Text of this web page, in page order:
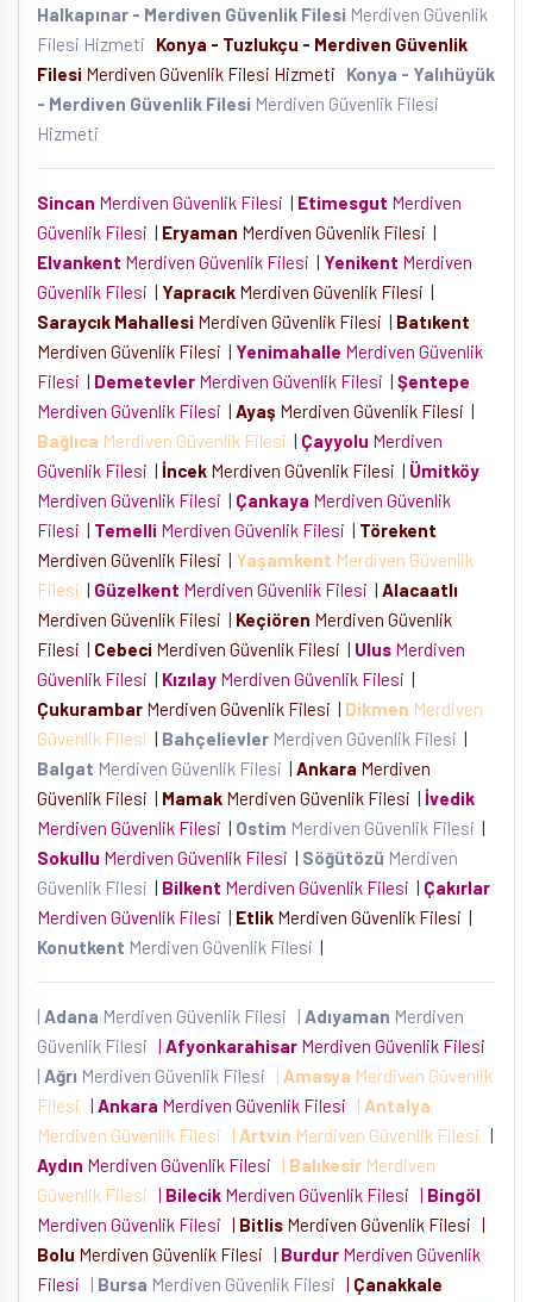
Halkapınar - Merdiven Güvenlik Filesi Merdiven Güvenlik
Filesi Hizmeti
Konya - Tuzlukçu - Merdiven Güvenlik
Filesi Merdiven Güvenlik Filesi Hizmeti
Konya - Yalıhüyük
- Merdiven Güvenlik Filesi Merdiven Güvenlik Filesi
Hizmeti
Sincan Merdiven Güvenlik Filesi | Etimesgut Merdiven
Güvenlik Filesi | Eryaman Merdiven Güvenlik Filesi |
Elvankent Merdiven Güvenlik Filesi | Yenikent Merdiven
Güvenlik Filesi | Yapracık Merdiven Güvenlik Filesi |
Saraycık Mahallesi Merdiven Güvenlik Filesi | Batıkent
Merdiven Güvenlik Filesi | Yenimahalle Merdiven Güvenlik
Filesi | Demetevler Merdiven Güvenlik Filesi | Şentepe
Merdiven Güvenlik Filesi | Ayaş Merdiven Güvenlik Filesi |
Bağlıca Merdiven Güvenlik Filesi | Çayyolu Merdiven
Güvenlik Filesi | İncek Merdiven Güvenlik Filesi | Ümitköy
Merdiven Güvenlik Filesi | Çankaya Merdiven Güvenlik
Filesi | Temelli Merdiven Güvenlik Filesi | Törekent
Merdiven Güvenlik Filesi | Yaşamkent Merdiven Güvenlik
Filesi | Güzelkent Merdiven Güvenlik Filesi | Alacaatlı
Merdiven Güvenlik Filesi | Keçiören Merdiven Güvenlik
Filesi | Cebeci Merdiven Güvenlik Filesi | Ulus Merdiven
Güvenlik Filesi | Kızılay Merdiven Güvenlik Filesi |
Çukurambar Merdiven Güvenlik Filesi | Dikmen Merdiven
Güvenlik Filesi | Bahçelievler Merdiven Güvenlik Filesi |
Balgat Merdiven Güvenlik Filesi | Ankara Merdiven
Güvenlik Filesi | Mamak Merdiven Güvenlik Filesi | İvedik
Merdiven Güvenlik Filesi | Ostim Merdiven Güvenlik Filesi |
Sokullu Merdiven Güvenlik Filesi | Söğütözü Merdiven
Güvenlik Filesi | Bilkent Merdiven Güvenlik Filesi | Çakırlar
Merdiven Güvenlik Filesi | Etlik Merdiven Güvenlik Filesi |
Konutkent Merdiven Güvenlik Filesi |
| Adana Merdiven Güvenlik Filesi | Adıyaman Merdiven
Güvenlik Filesi | Afyonkarahisar Merdiven Güvenlik Filesi
| Ağrı Merdiven Güvenlik Filesi | Amasya Merdiven Güvenlik
Filesi | Ankara Merdiven Güvenlik Filesi | Antalya
Merdiven Güvenlik Filesi
| Artvin Merdiven Güvenlik Filesi |
Aydın Merdiven Güvenlik Filesi | Balıkesir Merdiven
Güvenlik Filesi | Bilecik Merdiven Güvenlik Filesi | Bingöl
Merdiven Güvenlik Filesi | Bitlis Merdiven Güvenlik Filesi |
Bolu Merdiven Güvenlik Filesi | Burdur Merdiven Güvenlik
Filesi
| Bursa Merdiven Güvenlik Filesi | Çanakkale